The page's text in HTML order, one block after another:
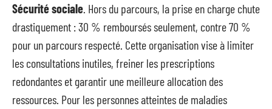
Sécurité sociale . Hors du parcours, la prise en charge chute
drastiquement : 30 % remboursés seulement, contre 70 %
pour un parcours respecté. Cette organisation vise à limiter
les consultations inutiles, freiner les prescriptions
redondantes et garantir une meilleure allocation des
ressources. Pour les personnes atteintes de maladies